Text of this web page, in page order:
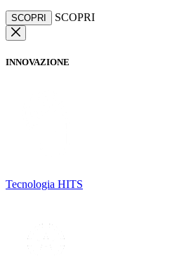
SCOPRI SCOPRI
INNOVAZIONE
Tecnologia HITS